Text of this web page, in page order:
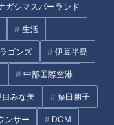
ガシマスパーランド
生活
ゴンズ 伊豆半島
中部国際空港
目みな美 藤田朋子
ンサー DCM
たべた“パンマニア”が
品パンとは？ 本格ス
ぷり平焼きカレーパ